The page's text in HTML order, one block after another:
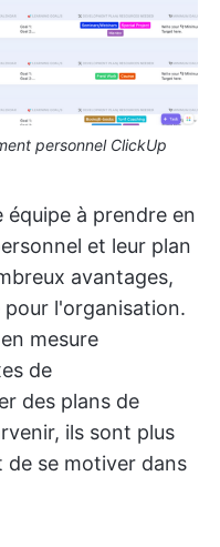
personnel ClickUp
équipe à prendre en
et leur plan
avantages,
l'organisation.
mesure
de
des plans de
ils sont plus
de se motiver dans